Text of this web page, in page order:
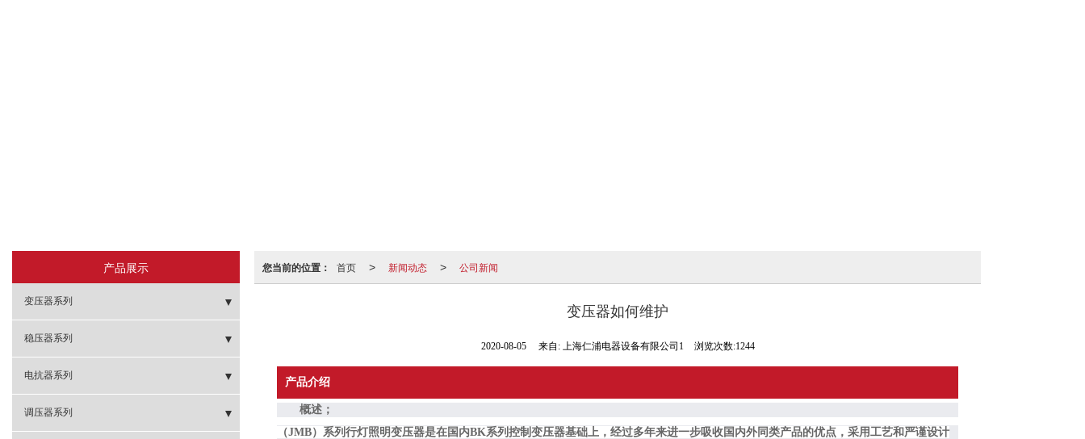
您当前的位置： 首页 > 新闻动态 > 公司新闻
变压器如何维护
2020-08-05 来自: 上海仁浦电器设备有限公司1 浏览次数:1244
产品介绍
概述；
（JMB）系列行灯照明变压器是在国内BK系列控制变压器基础上，经过多年来进一步吸收国内外同类产品的优点，采用工艺和严谨设计
产品展示
变压器系列
- 矿用变压器
- 医用隔离变压器
- 特种变压器
稳压器系列
- SBW电力稳压器
- SVC三相稳压器
电抗器系列
- 启动电抗器
调压器系列